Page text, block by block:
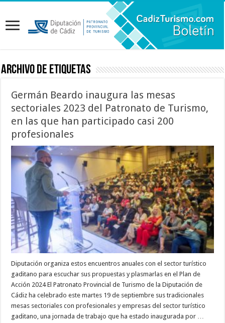
Archivo de etiquetas
Germán Beardo inaugura las mesas
sectoriales 2023 del Patronato de Turismo,
en las que han participado casi 200
profesionales
Diputación organiza estos encuentros anuales con el sector turístico
gaditano para escuchar sus propuestas y plasmarlas en el Plan de
Acción 2024 El Patronato Provincial de Turismo de la Diputación de
Cádiz ha celebrado este martes 19 de septiembre sus tradicionales
mesas sectoriales con profesionales y empresas del sector turístico
gaditano, una jornada de trabajo que ha estado inaugurada por …